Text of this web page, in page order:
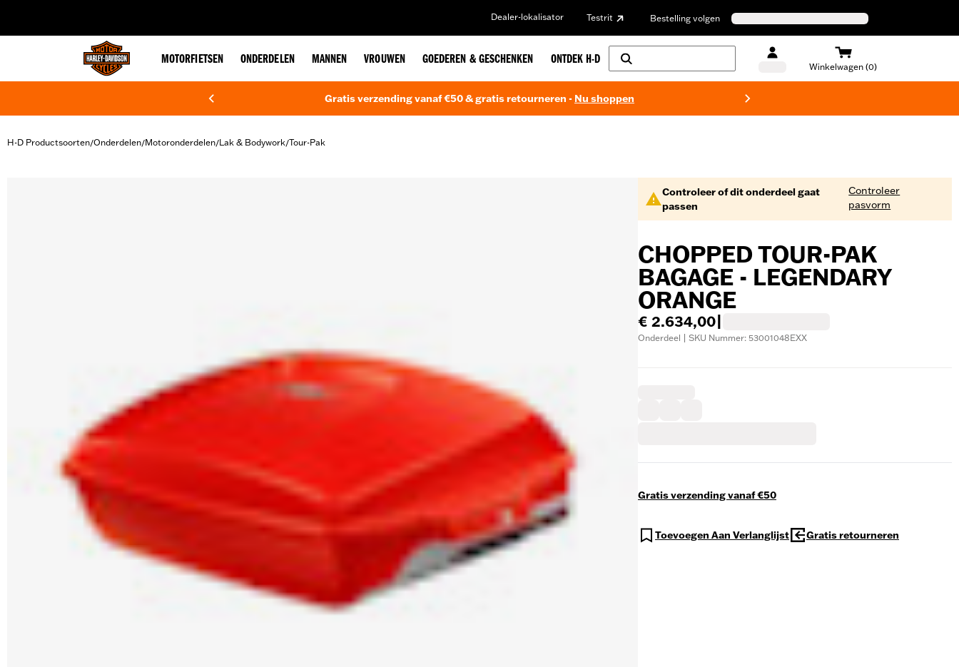
Dealer-lokalisator Testrit Bestelling volgen
MOTORFIETSEN ONDERDELEN MANNEN VROUWEN GOEDEREN & GESCHENKEN ONTDEK H-D
Winkelwagen (0)
Gratis verzending vanaf €50 & gratis retourneren - Nu shoppen
H-D Productsoorten/Onderdelen/Motoronderdelen/Lak & Bodywork/Tour-Pak
Controleer of dit onderdeel gaat
passen
Controleer
pasvorm
CHOPPED TOUR-PAK
BAGAGE - LEGENDARY
ORANGE
€ 2.634,00
Onderdeel | SKU Nummer: 53001048EXX
Gratis verzending vanaf €50
Toevoegen Aan Verlanglijst Gratis retourneren